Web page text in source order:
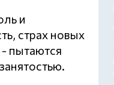
и
страх новых
пытаются